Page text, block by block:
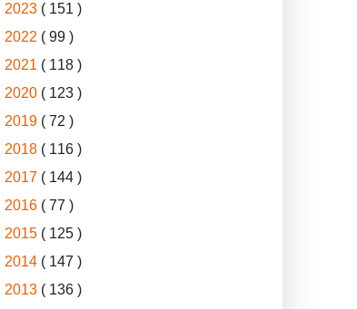
2023 ( 151 )
2022 ( 99 )
2021 ( 118 )
2020 ( 123 )
2019 ( 72 )
2018 ( 116 )
2017 ( 144 )
2016 ( 77 )
2015 ( 125 )
2014 ( 147 )
2013 ( 136 )